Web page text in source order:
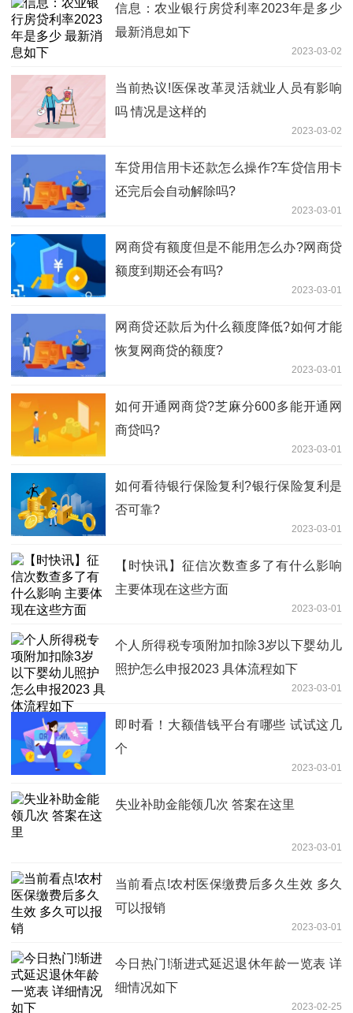
信息：农业银行房贷利率2023年是多少
最新消息如下
2023-03-02
当前热议!医保改革灵活就业人员有影响
吗 情况是这样的
2023-03-02
车贷用信用卡还款怎么操作?​车贷信用卡
还完后会自动解除吗?
2023-03-01
​网商贷有额度但是不能用怎么办?网商贷
额度到期还会有吗?
2023-03-01
​网商贷还款后为什么额度降低?如何才能
恢复网商贷的额度?
2023-03-01
如何开通网商贷?芝麻分600多能开通网
商贷吗?
2023-03-01
​如何看待银行保险复利?​银行保险复利是
否可靠?
2023-03-01
【时快讯】征信次数查多了有什么影响
主要体现在这些方面
2023-03-01
个人所得税专项附加扣除3岁以下婴幼儿
照护怎么申报2023 具体流程如下
2023-03-01
即时看！大额借钱平台有哪些 试试这几
个
2023-03-01
失业补助金能领几次 答案在这里
2023-03-01
当前看点!农村医保缴费后多久生效 多久
可以报销
2023-03-01
今日热门!渐进式延迟退休年龄一览表 详
细情况如下
2023-02-25